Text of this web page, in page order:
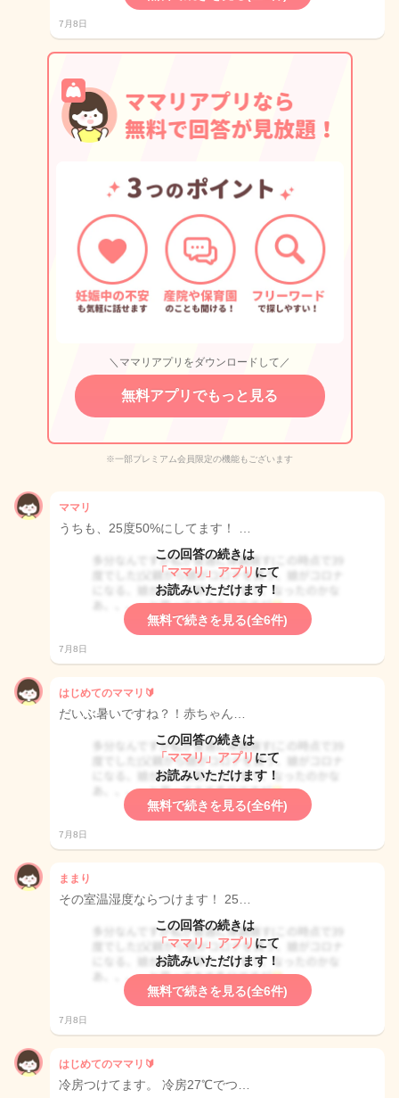
7月8日
＼ママリアプリをダウンロードして／
無料アプリでもっと見る
※一部プレミアム会員限定の機能もございます
ママリ
うちも、25度50%にしてます！ …
この回答の続きは
「ママリ」アプリ にて
お読みいただけます！
無料で続きを見る(全6件)
7月8日
はじめてのママリ🔰
だいぶ暑いですね？！赤ちゃん…
この回答の続きは
「ママリ」アプリ にて
お読みいただけます！
無料で続きを見る(全6件)
7月8日
ままり
その室温湿度ならつけます！ 25…
この回答の続きは
「ママリ」アプリ にて
お読みいただけます！
無料で続きを見る(全6件)
7月8日
はじめてのママリ🔰
冷房つけてます。 冷房27℃でつ…